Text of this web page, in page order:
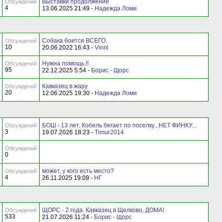
Обсуждений
4
Выставки продолжение
13.06.2025 21:49 - Надежда Ломи
Обсуждений
10
Собака боится ВСЕГО.
20.06.2022 16:43 - Vinni
Обсуждений
95
Нужна помощь,!!
22.12.2025 5:54 - Борис - Щорс
Обсуждений
20
Кавказец в жару
12.06.2025 19:30 - Надежда Ломи
Обсуждений
3
БОШ - 13 лет. Кобель бегает по поселку...НЕТ ФИНКУ...
19.07.2026 18:23 - Timur2014
Обсуждений
0
Обсуждений
4
может, у кого есть место?
26.11.2025 19:09 - НГ
Обсуждений
533
ЩОРС - 2 года. Кавказец в Щелково, ДОМА!
21.07.2026 11:24 - Борис - Щорс